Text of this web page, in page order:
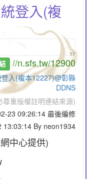
登入(複
„
//n.sfs.tw/12900
入(複本12227)@彰縣
DDNS
重版權註明連結來源)
23 09:26:14 最後編修
13:03:14 By neon1934
中心提供)